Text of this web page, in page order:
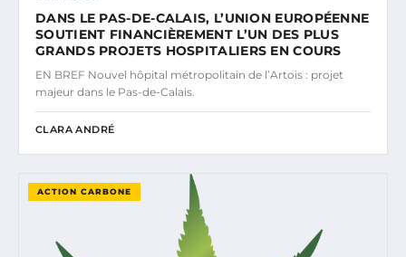
DANS LE PAS-DE-CALAIS, L’UNION EUROPÉENNE
SOUTIENT FINANCIÈREMENT L’UN DES PLUS
GRANDS PROJETS HOSPITALIERS EN COURS
EN BREF Nouvel hôpital métropolitain de l’Artois : projet
majeur dans le Pas-de-Calais.
CLARA ANDRÉ
ACTION CARBONE